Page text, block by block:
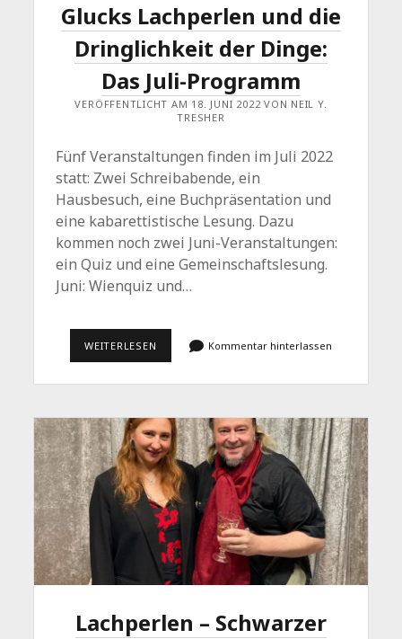
Glucks Lachperlen und die
Dringlichkeit der Dinge:
Das Juli-Programm
VERÖFFENTLICHT AM 18. JUNI 2022 VON NEIL Y.
TRESHER
Fünf Veranstaltungen finden im Juli 2022
statt: Zwei Schreibabende, ein
Hausbesuch, eine Buchpräsentation und
eine kabarettistische Lesung. Dazu
kommen noch zwei Juni-Veranstaltungen:
ein Quiz und eine Gemeinschaftslesung.
Juni: Wienquiz und…
WEITERLESEN GLUCKS
DIE
DINGE:
DAS
JULI-
PROGRAMM
Kommentar hinterlassen
Lachperlen – Schwarzer